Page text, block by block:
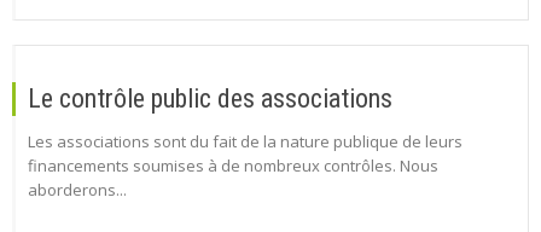
Le contrôle public des associations
Les associations sont du fait de la nature publique de leurs
financements soumises à de nombreux contrôles. Nous
aborderons...